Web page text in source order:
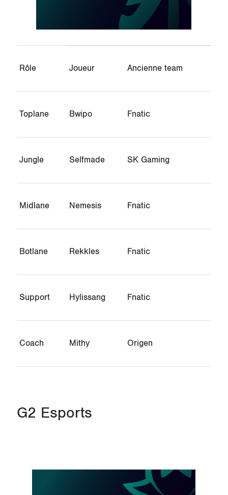
Rôle Joueur Ancienne team
Toplane Bwipo Fnatic
Jungle Selfmade SK Gaming
Midlane Nemesis Fnatic
Botlane Rekkles Fnatic
Support Hylissang Fnatic
Coach Mithy Origen
G2 Esports